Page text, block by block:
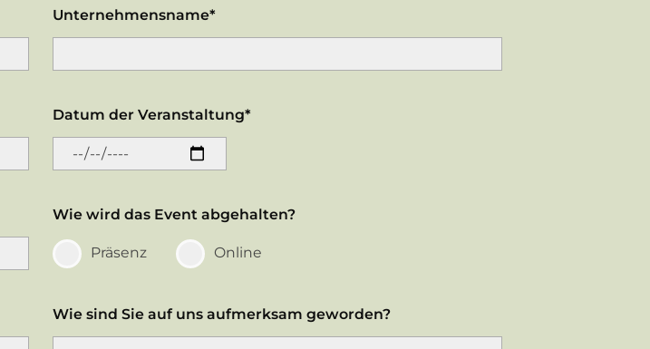
Unternehmensname*
Datum der Veranstaltung*
Wie wird das Event abgehalten?
Präsenz Online
Wie sind Sie auf uns aufmerksam geworden?